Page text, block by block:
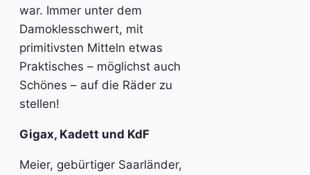
war. Immer unter dem
Damoklesschwert, mit
primitivsten Mitteln etwas
Praktisches – möglichst auch
Schönes – auf die Räder zu
stellen!
Gigax, Kadett und KdF
Meier, gebürtiger Saarländer,